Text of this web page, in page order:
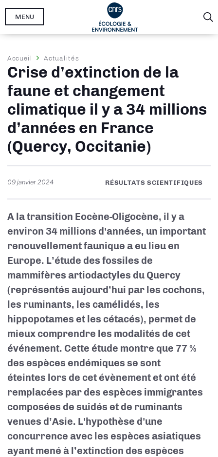
Aller
MENU
Fil
d'Ariane
Accueil Actualités
Crise d’extinction de la
faune et changement
climatique il y a 34 millions
d’années en France
(Quercy, Occitanie)
09 janvier 2024 RÉSULTATS SCIENTIFIQUES
A la transition Eocène-Oligocène, il y a
environ 34 millions d'années, un important
renouvellement faunique a eu lieu en
Europe. L’étude des fossiles de
mammifères artiodactyles du Quercy
(représentés aujourd’hui par les cochons,
les ruminants, les camélidés, les
hippopotames et les cétacés), permet de
mieux comprendre les modalités de cet
événement. Cette étude montre que 77 %
des espèces endémiques se sont
éteintes lors de cet évènement et ont été
remplacées par des espèces immigrantes
composées de suidés et de ruminants
venues d’Asie. L'hypothèse d'une
concurrence avec les espèces asiatiques
ayant mené à l’extinction des espèces